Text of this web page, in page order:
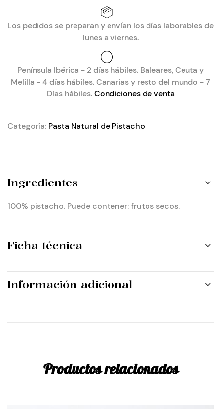
Los pedidos se preparan y envían los días laborables de
lunes a viernes.
Península Ibérica - 2 días hábiles. Baleares, Ceuta y
Melilla - 4 días hábiles. Canarias y resto del mundo - 7
Días hábiles.Condiciones de venta
Categoría: Pasta Natural de Pistacho
Ingredientes
100% pistacho. Puede contener: frutos secos.
Ficha técnica
Información adicional
Productos relacionados